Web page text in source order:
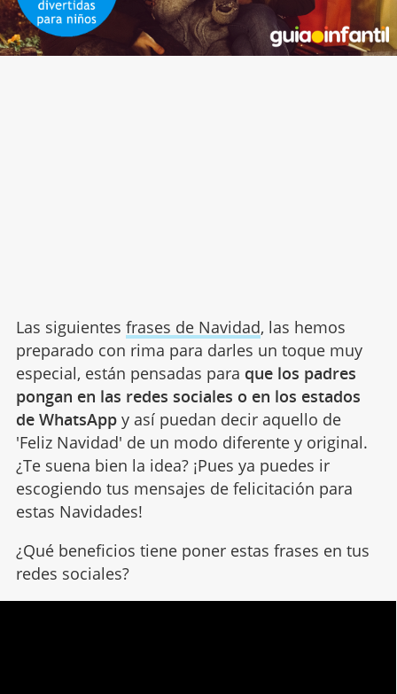
Las siguientes frases de Navidad, las hemos
preparado con rima para darles un toque muy
especial, están pensadas para que los padres
pongan en las redes sociales o en los estados
de WhatsAppy así puedan decir aquello de
'Feliz Navidad' de un modo diferente y original.
¿Te suena bien la idea? ¡Pues ya puedes ir
escogiendo tus mensajes de felicitación para
estas Navidades!
¿Qué beneficios tiene poner estas frases en tus
redes sociales?